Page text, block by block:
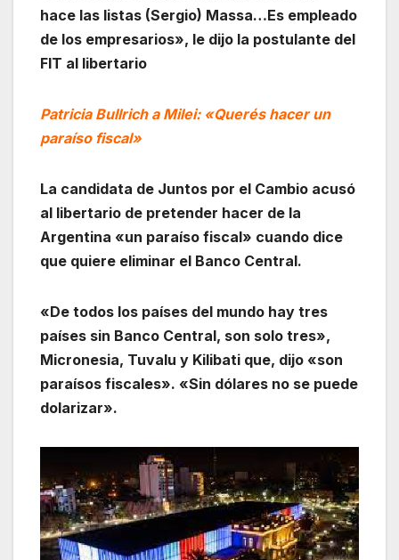
hace las listas (Sergio) Massa…Es empleado
de los empresarios», le dijo la postulante del
FIT al libertario
Patricia Bullrich a Milei: «Querés hacer un
paraíso fiscal»
La candidata de Juntos por el Cambio acusó
al libertario de pretender hacer de la
Argentina «un paraíso fiscal» cuando dice
que quiere eliminar el Banco Central.
«De todos los países del mundo hay tres
países sin Banco Central, son solo tres»,
Micronesia, Tuvalu y Kilibati que, dijo «son
paraísos fiscales». «Sin dólares no se puede
dolarizar».